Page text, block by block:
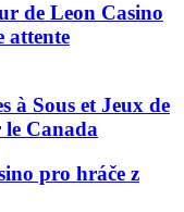
de Leon Casino
attente
à Sous et Jeux de
Canada
pro hráče z